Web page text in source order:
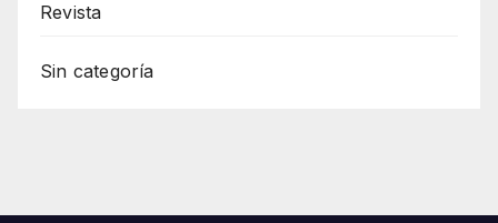
Revista
Sin categoría